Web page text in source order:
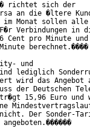
richtet sich der
an die �ltere
im Monat sollen alle
Verbindungen in
Cent pro Minute
und
lediglich
wird das Angebot
der Deutschen
15,96 Euro und
Der Sonder-